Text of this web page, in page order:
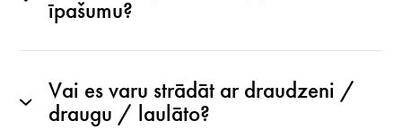
īpašumu?
Vai es varu strādāt ar draudzeni /
draugu / laulāto?